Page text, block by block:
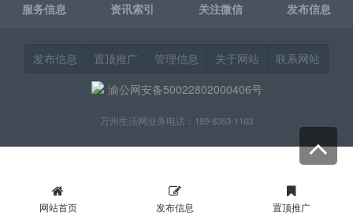
服务信息
资讯索引 关注微信 发布信息
发布信息 置顶推广 管理信息 关于网站
联系网站
渝公网安备50022802000406号
万州生活网业务电话：189-8353-1163
网站首页 发布信息 置顶推广